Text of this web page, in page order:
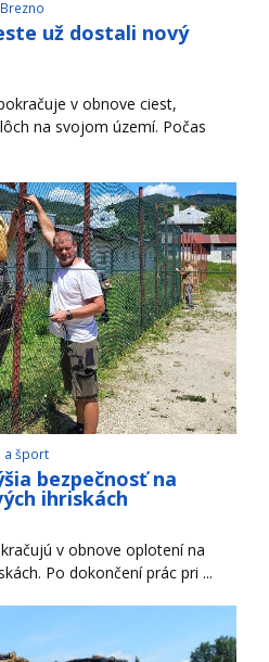
už dostali nový
v obnove ciest,
na svojom území. Počas
a šport
bezpečnosť na
ihriskách
v obnove oplotení na
Po dokončení prác pri ...